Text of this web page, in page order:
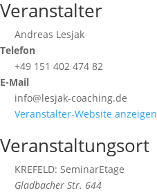
Veranstalter
Andreas Lesjak
Telefon
+49 151 402 474 82
E-Mail
info@lesjak-coaching.de
Veranstalter-Website anzeigen
Veranstaltungsort
KREFELD: SeminarEtage
Gladbacher Str. 644